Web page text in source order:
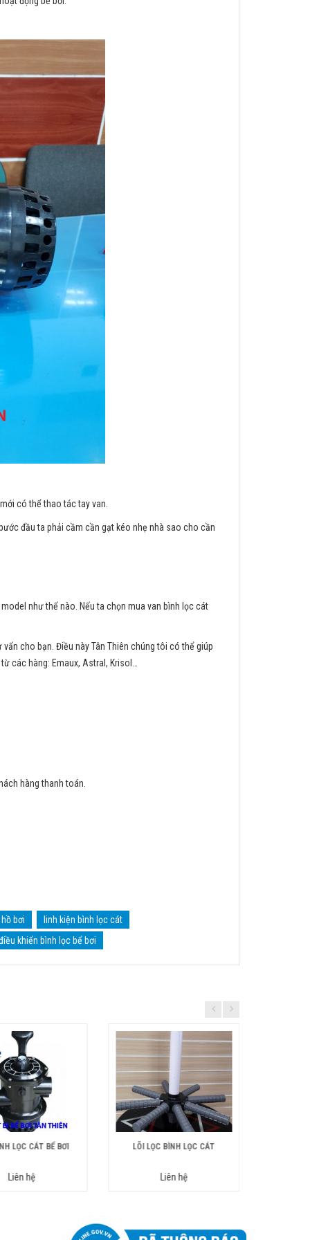
có thể thao tác tay van.
đầu ta phải cầm cần gạt kéo nhẹ nhà sao cho cần
như thế nào. Nếu ta chọn mua van bình lọc cát
cho bạn. Điều này Tân Thiên chúng tôi có thể giúp
các hàng: Emaux, Astral, Krisol…
hàng thanh toán.
bơi
linh kiện bình lọc cát
khiển bình lọc bể bơi
LỌC CÁT BỂ BƠI
Liên hệ
LÕI LỌC BÌNH LỌC CÁT
Liên hệ